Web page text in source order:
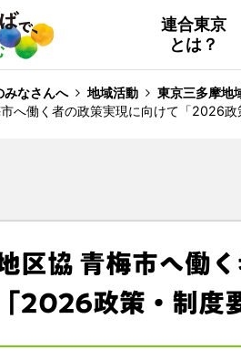
連合東京
とは？
みなさんへ 地域活動
東京三多摩地
へ働く者の政策実現に向けて「2026政
区協 青梅市へ働
2026政策・制度